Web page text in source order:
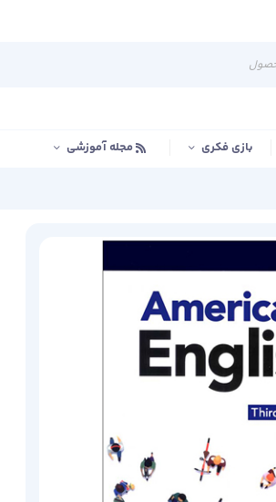
بازی فکری مجله آموزشی